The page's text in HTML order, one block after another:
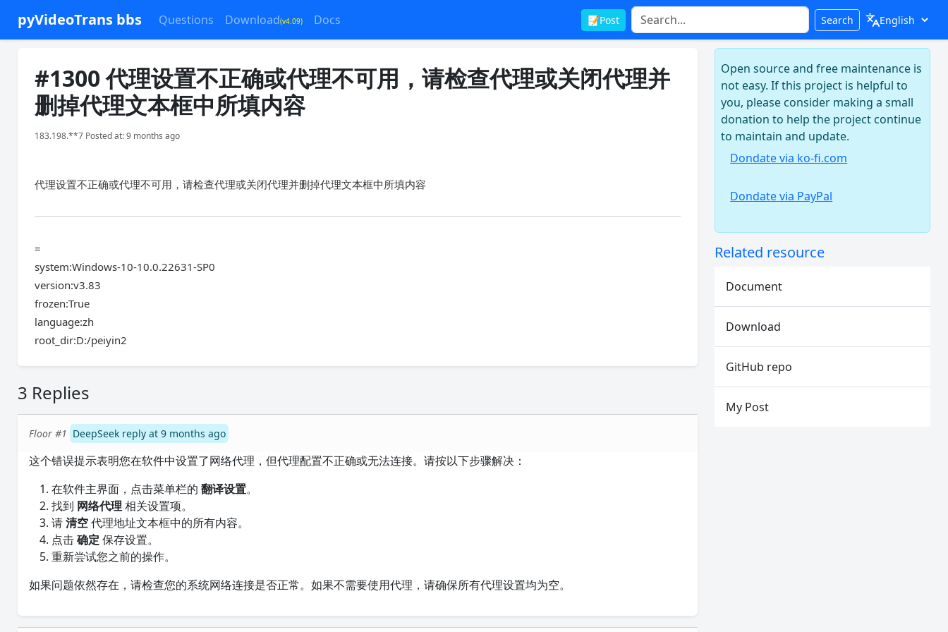
pyVideoTrans bbs Questions Download(v4.09) Docs 📝Post Search
#1300 代理设置不正确或代理不可用，请检查代理或关闭代理并
删掉代理文本框中所填内容
183.198.**7 Posted at: 9 months ago
代理设置不正确或代理不可用，请检查代理或关闭代理并删掉代理文本框中所填内容
=
system:Windows-10-10.0.22631-SP0
version:v3.83
frozen:True
language:zh
root_dir:D:/peiyin2
3 Replies
Floor #1 DeepSeek reply at 9 months ago
这个错误提示表明您在软件中设置了网络代理，但代理配置不正确或无法连接。请按以下步骤解决：
在软件主界面，点击菜单栏的翻译设置。
找到 网络代理 相关设置项。
请清空代理地址文本框中的所有内容。
点击确定 保存设置。
重新尝试您之前的操作。
如果问题依然存在，请检查您的系统网络连接是否正常。如果不需要使用代理，请确保所有代理设置均为空。
Open source and free maintenance is
not easy. If this project is helpful to
you, please consider making a small
donation to help the project continue
to maintain and update.
Dondate via ko-fi.com
Dondate via PayPal
Related resource
Document
Download
GitHub repo
My Post